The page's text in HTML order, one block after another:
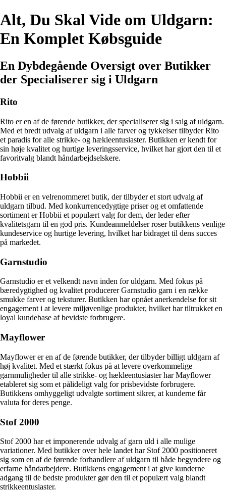
Alt, Du Skal Vide om Uldgarn:
En Komplet Købsguide
En Dybdegående Oversigt over Butikker
der Specialiserer sig i Uldgarn
Rito
Rito er en af de førende butikker, der specialiserer sig i salg af uldgarn.
Med et bredt udvalg af uldgarn i alle farver og tykkelser tilbyder Rito
et paradis for alle strikke- og hækleentusiaster. Butikken er kendt for
sin høje kvalitet og hurtige leveringsservice, hvilket har gjort den til et
favoritvalg blandt håndarbejdselskere.
Hobbii
Hobbii er en velrenommeret butik, der tilbyder et stort udvalg af
uldgarn tilbud. Med konkurrencedygtige priser og et omfattende
sortiment er Hobbii et populært valg for dem, der leder efter
kvalitetsgarn til en god pris. Kundeanmeldelser roser butikkens venlige
kundeservice og hurtige levering, hvilket har bidraget til dens succes
på markedet.
Garnstudio
Garnstudio er et velkendt navn inden for uldgarn. Med fokus på
bæredygtighed og kvalitet producerer Garnstudio garn i en række
smukke farver og teksturer. Butikken har opnået anerkendelse for sit
engagement i at levere miljøvenlige produkter, hvilket har tiltrukket en
loyal kundebase af bevidste forbrugere.
Mayflower
Mayflower er en af de førende butikker, der tilbyder billigt uldgarn af
høj kvalitet. Med et stærkt fokus på at levere overkommelige
garnmuligheder til alle strikke- og hækleentusiaster har Mayflower
etableret sig som et pålideligt valg for prisbevidste forbrugere.
Butikkens omhyggeligt udvalgte sortiment sikrer, at kunderne får
valuta for deres penge.
Stof 2000
Stof 2000 har et imponerende udvalg af garn uld i alle mulige
variationer. Med butikker over hele landet har Stof 2000 positioneret
sig som en af de førende forhandlere af uldgarn til både begyndere og
erfarne håndarbejdere. Butikkens engagement i at give kunderne
adgang til de bedste produkter gør den til et populært valg blandt
strikkeentusiaster.